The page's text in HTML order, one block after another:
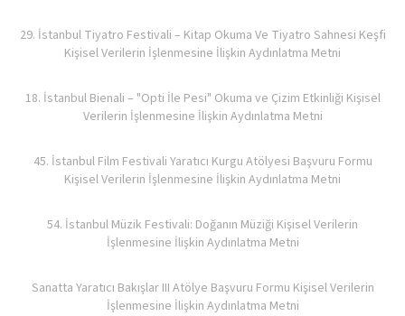
29. İstanbul Tiyatro Festivali – Kitap Okuma Ve Tiyatro Sahnesi Keşfi
Kişisel Verilerin İşlenmesine İlişkin Aydınlatma Metni
18. İstanbul Bienali – "Opti İle Pesi" Okuma ve Çizim Etkinliği Kişisel
Verilerin İşlenmesine İlişkin Aydınlatma Metni
45. İstanbul Film Festivali Yaratıcı Kurgu Atölyesi Başvuru Formu
Kişisel Verilerin İşlenmesine İlişkin Aydınlatma Metni
54. İstanbul Müzik Festivali: Doğanın Müziği Kişisel Verilerin
İşlenmesine İlişkin Aydınlatma Metni
Sanatta Yaratıcı Bakışlar III Atölye Başvuru Formu Kişisel Verilerin
İşlenmesine İlişkin Aydınlatma Metni